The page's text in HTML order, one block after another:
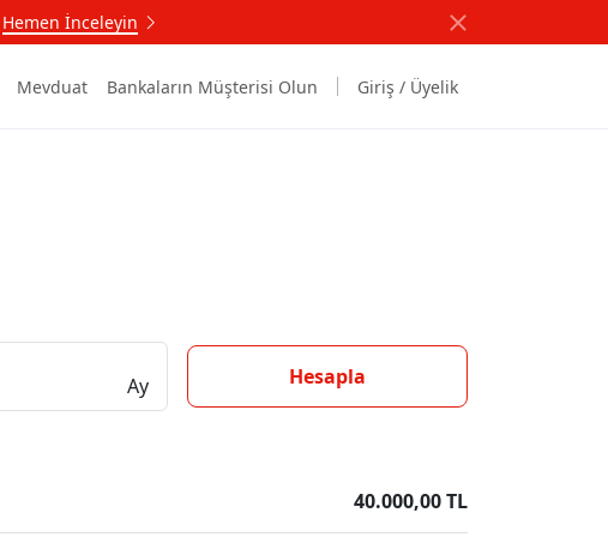
Hemen İnceleyin
Mevduat Bankaların Müşterisi Olun Giriş / Üyelik
Ay Hesapla
40.000,00 TL